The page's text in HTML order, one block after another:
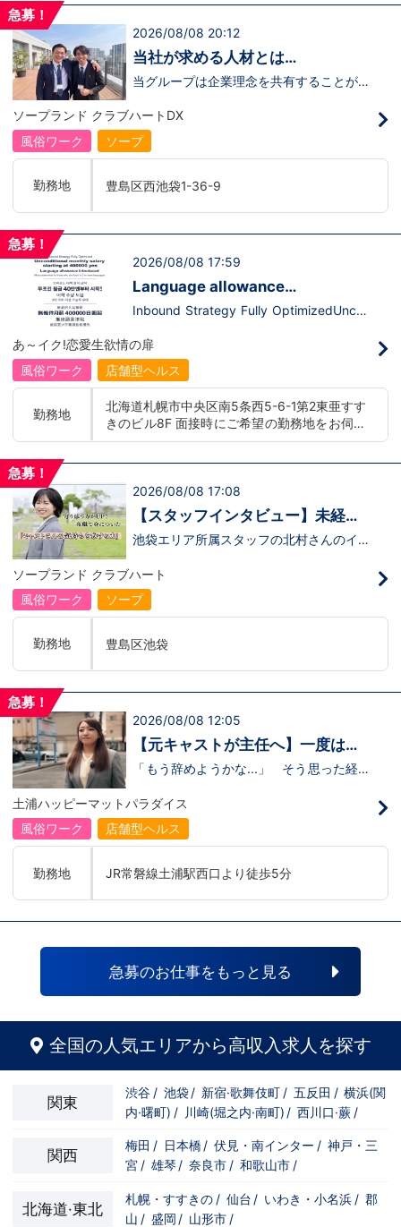
をあげたい！など。接客業経験がないから
ジョンの為にこうしたい！こうなりたい！
と強い意志を持ってる方にも平等にチャン
スがある職場になっています。その為、未
経験からの応募も大歓迎です。今働いてる
倒的に多いです。「ちょっと求めてる人物
像と自分は違うかも…？」と思う方もいる
と思います。ですが、よく考えてくださ
い。全てが当てはまる人の方が少ないと思
分なんです。まずは応募して、面接時にあ
なたの想いを聞かせてください。その後、
私たちの想いを説明させていただきます。
と思います。ご応募お待ちしておりま
急募！
2026/08/08 20:12
当社が求める人材とは…
当グループは企業理念を共有することがで
神】を持っている方を求めています。さら
に！『ハピネスグループは、店舗数が増え
ます！！』つまり…【店長/幹部】の空き
枠があるってことです。実際に働いてみ
職者になれない(´;ω;｀)なんて経験はあり
ませんか？？当グループは年功序列ではな
く実力主義です。頑張り次第でいくらでも
のある方には必要な席をしっかりご用意で
入社後、最短で8ヶ月で店長になった先輩
もいます。その先輩のあとにアナタも続き
ませんか！？勿論、男性だけではなく女性
も活躍中。ハピネスグループ初の女性店長
イトレジャー業界だからといって一般大手
企業様に引けを取らない体制で取り組んで
いる会社です。そのため、誰もが安心して
入社・勤務のできる環境なのです。それで
ャルサイトをご覧下さい。
【https://happiness-group.biz/】※お手
数ですがコピー＆ペーストしてURLを開い
他社と比較検討中など。そのような時は1
もしれません。アナタからのご連絡お待ち
しております。
ソープランド クラブハートDX
風俗ワーク
ソープ
勤務地 豊島区西池袋1-36-9
急募！
2026/08/08 17:59
Language allowance
introduced/推出語言津貼
Inbound Strategy Fully OptimizedUncon
00 yenLanguage allowance introduced
More preferential for those who are fluen
t in 3 or more languages인바운드 대책 철
저 공략무조건 월급 40만엔부터 시작!어
底的入站策略無條件月薪 400,000 日圓起
推出語言津貼能說至少三種語言者優先
あ～イク!恋愛生欲情の扉
風俗ワーク
店舗型ヘルス
勤務地
北海道札幌市中央区南5条西5-6-1第2東亜すす
きのビル8F 面接時にご希望の勤務地をお伺い
し、配属店舗を決定いたします。 入社後の転
■横浜エリア：神奈川県横浜市中区 ・京急線
黄金町駅、日ノ出町駅 ・市営地下鉄阪東橋
駅、伊勢佐木長者町駅 ・JR横浜線関内駅 ■札
幌エリア：北海道札幌市 地下鉄南北線すすき
の駅
急募！
2026/08/08 17:08
【スタッフインタビュー】未経験
で飛び込んだスタッフが語る職場
池袋エリア所属スタッフの北村さんのイン
るのかな…？」そんな不安を抱えながら好
奇心で裏方に飛び込んだ北村さん。実際に
は、入社初日でそのイメージがガラッと変
わり、「本当に優しい人ばかり」と感じた
不安な表情が笑顔に変わっていく瞬間を見
届けることが、この仕事の大きなやりがい
だと語ってくれました。動画では、入社の
できたポイント、将来の展望までリアルに
↓https://youtu.be/UY9DxQ22NBA
ソープランド クラブハート
風俗ワーク
ソープ
勤務地 豊島区池袋
急募！
2026/08/08 12:05
【元キャストが主任へ】一度は退
職を考えた3年目スタッフの転機
「もう辞めようかな...」 そう思った経験
す。 今回の動画では、土浦店所属・森田
主任にインタビュー。元キャストの彼女
が、入社してから挫折を経験しながら
も 主任へと成長した背景 には、意外に
た。 当グループを選んだ理由、印象に残
っているエピソード、そして意外な趣味ま
で。森田主任の飾らない人柄が垣間見える
↓ https://www.youtube.com/watch?
土浦ハッピーマットパラダイス
風俗ワーク
店舗型ヘルス
勤務地 JR常磐線土浦駅西口より徒歩5分
急募のお仕事をもっと見る
全国の人気エリアから高収入求人を探す
関東
渋谷 / 池袋 / 新宿·歌舞伎町 / 五反田 / 横浜(関
内·曙町) / 川崎(堀之内·南町) / 西川口·蕨 /
関西
梅田 / 日本橋 / 伏見・南インター / 神戸・三
宮 / 雄琴 / 奈良市 / 和歌山市 /
北海道·東北
札幌・すすきの / 仙台 / いわき・小名浜 / 郡
山 / 盛岡 / 山形市 /